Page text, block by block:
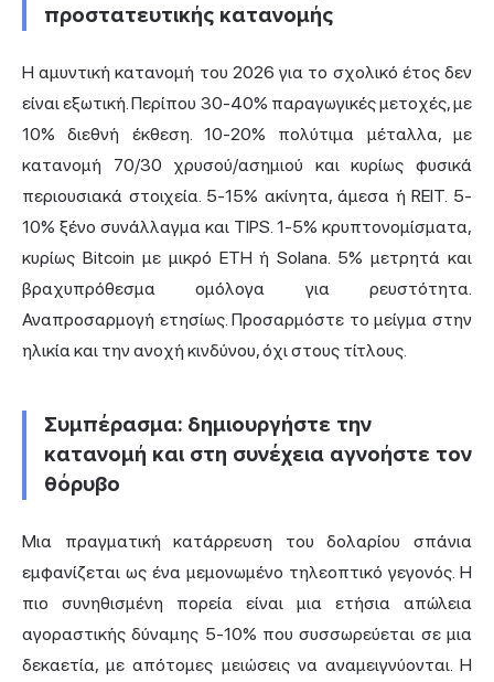
προστατευτικής κατανομής
Η αμυντική κατανομή του 2026 για το σχολικό έτος δεν
είναι εξωτική. Περίπου 30-40% παραγωγικές μετοχές, με
10% διεθνή έκθεση. 10-20% πολύτιμα μέταλλα, με
κατανομή 70/30 χρυσού/ασημιού και κυρίως φυσικά
περιουσιακά στοιχεία. 5-15% ακίνητα, άμεσα ή REIT. 5-
10% ξένο συνάλλαγμα και TIPS. 1-5% κρυπτονομίσματα,
κυρίως Bitcoin με μικρό ETH ή Solana. 5% μετρητά και
βραχυπρόθεσμα ομόλογα για ρευστότητα.
Αναπροσαρμογή ετησίως. Προσαρμόστε το μείγμα στην
ηλικία και την ανοχή κινδύνου, όχι στους τίτλους.
Συμπέρασμα: δημιουργήστε την
κατανομή και στη συνέχεια αγνοήστε τον
θόρυβο
Μια πραγματική κατάρρευση του δολαρίου σπάνια
εμφανίζεται ως ένα μεμονωμένο τηλεοπτικό γεγονός. Η
πιο συνηθισμένη πορεία είναι μια ετήσια απώλεια
αγοραστικής δύναμης 5-10% που συσσωρεύεται σε μια
δεκαετία, με απότομες μειώσεις να αναμειγνύονται. Η